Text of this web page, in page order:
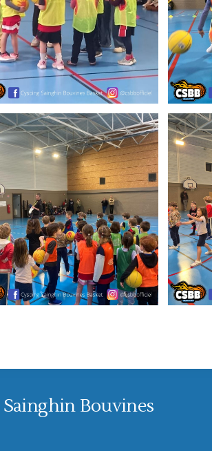
Bouvines